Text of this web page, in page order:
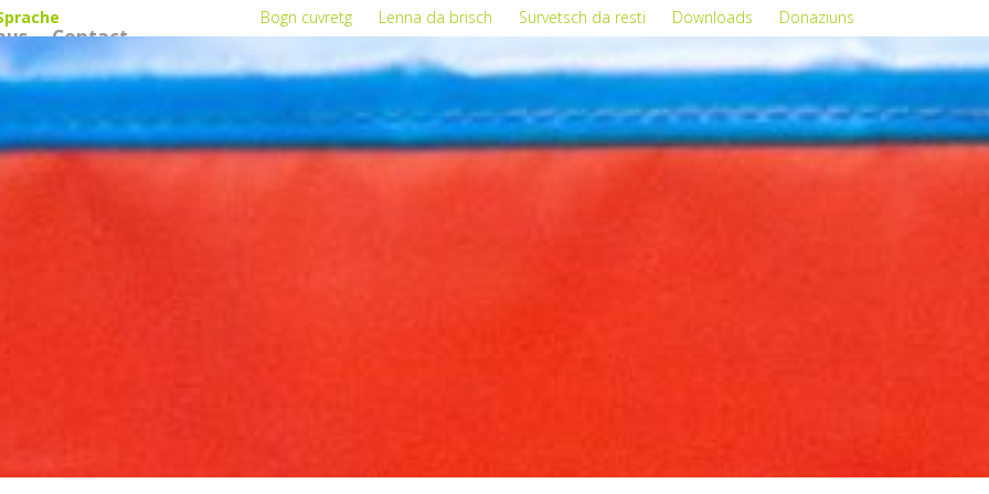
Bogn cuvretg Lenna da brisch Survetsch da resti Downloads Donaziuns
Contact